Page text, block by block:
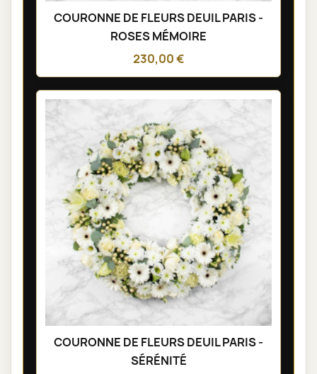
COURONNE DE FLEURS DEUIL PARIS -
ROSES MÉMOIRE
230,00 €
COURONNE DE FLEURS DEUIL PARIS -
SÉRÉNITÉ